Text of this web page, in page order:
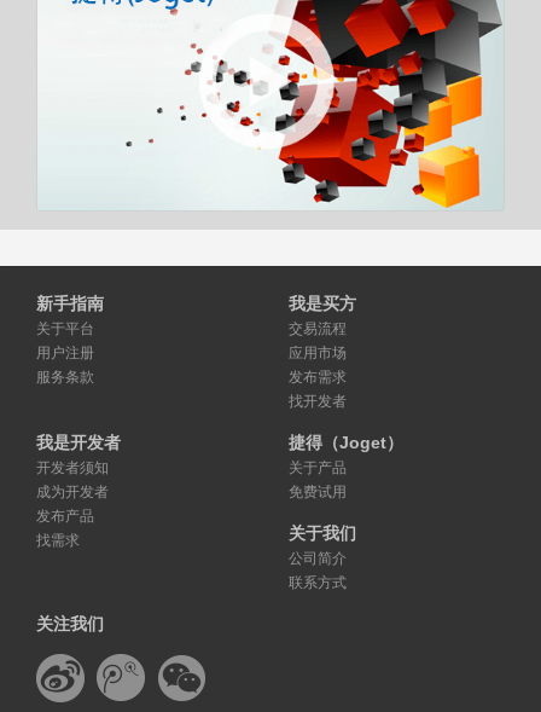
新手指南
关于平台
用户注册
服务条款
我是买方
交易流程
应用市场
发布需求
找开发者
我是开发者
开发者须知
成为开发者
发布产品
找需求
捷得（Joget）
关于产品
免费试用
关于我们
公司简介
联系方式
关注我们